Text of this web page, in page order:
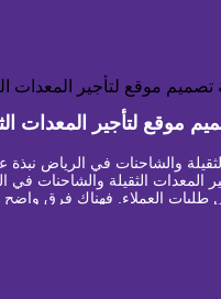
موقع لتأجير المعدات
والشاحنات في الرياض
المعدات الثقيلة والشاحنات
طلبات العملاء. فهناك فرق